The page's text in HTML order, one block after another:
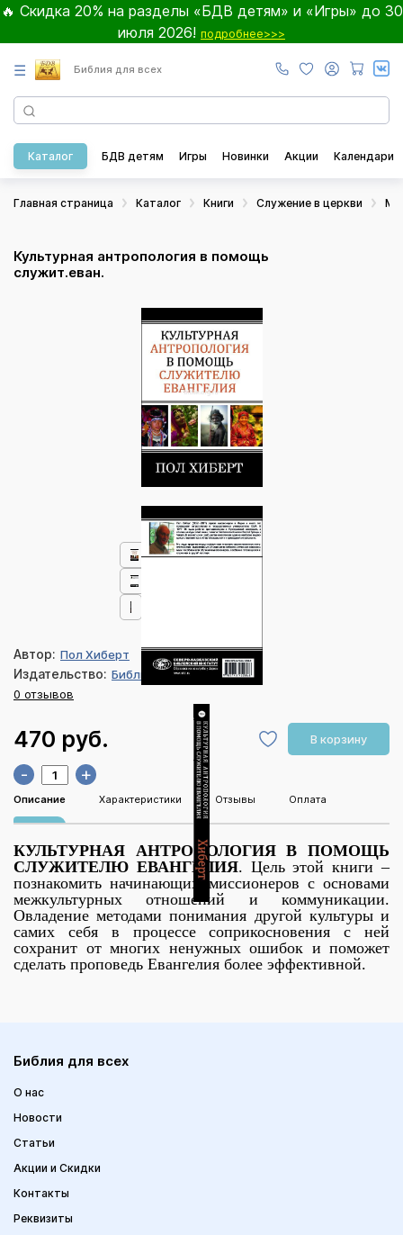
🔥 Скидка 20% на разделы «БДВ детям» и «Игры» до 30
июля 2026! подробнее>>>
☰ Библия для всех
Каталог БДВ детям Игры Новинки Акции Календари
Главная страница Каталог Книги Служение в церкви
Культурная антропология в помощь
служит.еван.
Автор: Пол Хиберт
Издательство: Библия для всех
0 отзывов
470 руб. В корзину
- +
Описание Характеристики Отзывы Оплата
КУЛЬТУРНАЯ АНТРОПОЛОГИЯ В ПОМОЩЬ
СЛУЖИТЕЛЮ ЕВАНГЕЛИЯ. Цель этой книги –
познакомить начинающих миссионеров с основами
межкультурных отношений и коммуникации.
Овладение методами понимания другой культуры и
самих себя в процессе соприкосновения с ней
сохранит от многих ненужных ошибок и поможет
сделать проповедь Евангелия более эффективной.
Библия для всех
О нас
Новости
Статьи
Акции и Скидки
Контакты
Реквизиты